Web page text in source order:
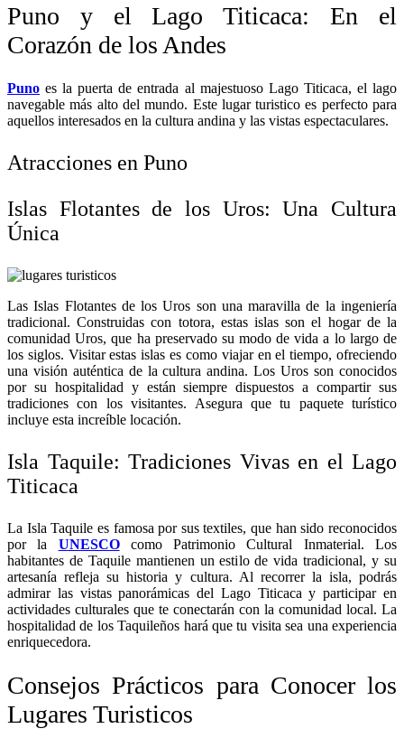
Puno y el Lago Titicaca: En el
Corazón de los Andes
Puno es la puerta de entrada al majestuoso Lago Titicaca, el lago
navegable más alto del mundo. Este lugar turistico es perfecto para
aquellos interesados en la cultura andina y las vistas espectaculares.
Atracciones en Puno
Islas Flotantes de los Uros: Una Cultura
Única
Las Islas Flotantes de los Uros son una maravilla de la ingeniería
tradicional. Construidas con totora, estas islas son el hogar de la
comunidad Uros, que ha preservado su modo de vida a lo largo de
los siglos. Visitar estas islas es como viajar en el tiempo, ofreciendo
una visión auténtica de la cultura andina. Los Uros son conocidos
por su hospitalidad y están siempre dispuestos a compartir sus
tradiciones con los visitantes. Asegura que tu paquete turístico
incluye esta increíble locación.
Isla Taquile: Tradiciones Vivas en el Lago
Titicaca
La Isla Taquile es famosa por sus textiles, que han sido reconocidos
por la UNESCOcomo Patrimonio Cultural Inmaterial. Los
habitantes de Taquile mantienen un estilo de vida tradicional, y su
artesanía refleja su historia y cultura. Al recorrer la isla, podrás
admirar las vistas panorámicas del Lago Titicaca y participar en
actividades culturales que te conectarán con la comunidad local. La
hospitalidad de los Taquileños hará que tu visita sea una experiencia
enriquecedora.
Consejos Prácticos para Conocer los
Lugares Turisticos